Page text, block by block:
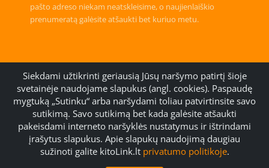
pašto adreso niekam neatskleisime, o naujienlaiškio
prenumeratą galėsite atšaukti bet kuriuo metu.
Handmade with
Community Template
© 2006 ( kathTreff) -2026 Gudrun Kugler
Siekdami užtikrinti geriausią Jūsų naršymo patirtį šioje
svetainėje naudojame slapukus (angl. cookies). Paspaudę
mygtuką „Sutinku“ arba naršydami toliau patvirtinsite savo
sutikimą. Savo sutikimą bet kada galėsite atšaukti
pakeisdami interneto naršyklės nustatymus ir ištrindami
įrašytus slapukus. Apie slapukų naudojimą daugiau
sužinoti galite kitoLink.lt privatumo politikoje.